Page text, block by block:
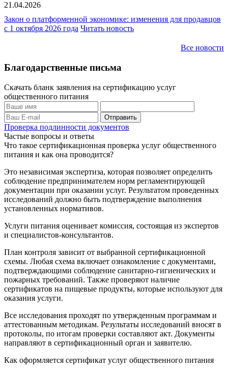
21.04.2026
Закон о платформенной экономике: изменения для продавцов
с 1 октября 2026 года Читать новость
Все новости
Благодарственные письма
Скачать бланк заявления на сертификацию услуг
общественного питания
Проверка подлинности документов
Частые вопросы и ответы
Что такое сертификационная проверка услуг общественного
питания и как она проводится?
Это независимая экспертиза, которая позволяет определить
соблюдение предпринимателем норм регламентирующей
документации при оказании услуг. Результатом проведенных
исследований должно быть подтверждение выполнения
установленных нормативов.
Услуги питания оценивает комиссия, состоящая из экспертов
и специалистов-консультантов.
План контроля зависит от выбранной сертификационной
схемы. Любая схема включает ознакомление с документами,
подтверждающими соблюдение санитарно-гигиенических и
пожарных требований. Также проверяют наличие
сертификатов на пищевые продукты, которые используют для
оказания услуги.
Все исследования проходят по утвержденным программам и
аттестованным методикам. Результаты исследований вносят в
протоколы, по итогам проверки составляют акт. Документы
направляют в сертификационный орган и заявителю.
Как оформляется сертификат услуг общественного питания